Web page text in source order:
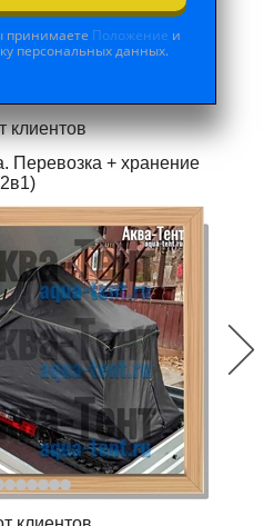
принимаете Положение и
персональных данных.
клиентов
Перевозка + хранение